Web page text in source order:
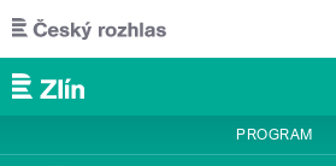
Přejít k hlavnímu obsahu
PROGRAM